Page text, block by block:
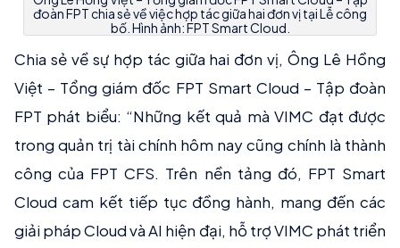
đoàn FPT chia sẻ về việc hợp tác giữa hai đơn vị tại Lễ công
bố. Hình ảnh: FPT Smart Cloud.
Chia sẻ về sự hợp tác giữa hai đơn vị, Ông Lê Hồng
Việt – Tổng giám đốc FPT Smart Cloud – Tập đoàn
FPT phát biểu: “Những kết quả mà VIMC đạt được
trong quản trị tài chính hôm nay cũng chính là thành
công của FPT CFS. Trên nền tảng đó, FPT Smart
Cloud cam kết tiếp tục đồng hành, mang đến các
giải pháp Cloud và AI hiện đại, hỗ trợ VIMC phát triển